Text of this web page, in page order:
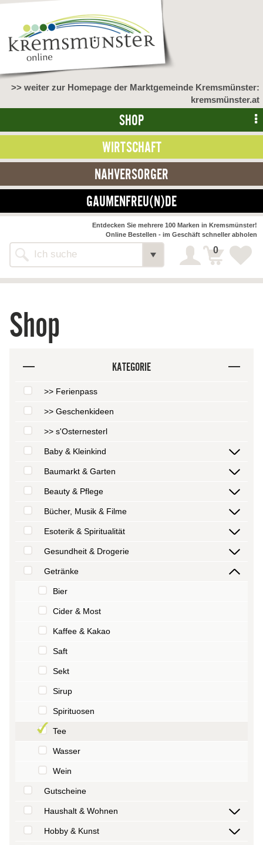
>> weiter zur Homepage der Marktgemeinde Kremsmünster:
kremsmünster.at
SHOP
WIRTSCHAFT
NAHVERSORGER
GAUMENFREU(N)DE
Shop
Entdecken Sie mehrere 100 Marken in Kremsmünster!
Online Bestellen - im Geschäft schneller abholen
0
Shop
KATEGORIE
>> Ferienpass
>> Geschenkideen
>> s'Osternesterl
Baby & Kleinkind
Baumarkt & Garten
Beauty & Pflege
Bücher, Musik & Filme
Esoterik & Spiritualität
Gesundheit & Drogerie
Getränke
Bier
Cider & Most
Kaffee & Kakao
Saft
Sekt
Sirup
Spirituosen
Tee
Wasser
Wein
Gutscheine
Haushalt & Wohnen
Hobby & Kunst